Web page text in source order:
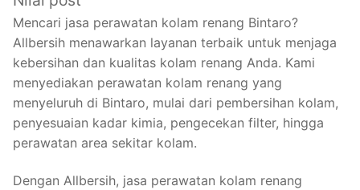
Mencari jasa perawatan kolam renang Bintaro?
Allbersih menawarkan layanan terbaik untuk menjaga
kebersihan dan kualitas kolam renang Anda. Kami
menyediakan perawatan kolam renang yang
menyeluruh di Bintaro, mulai dari pembersihan kolam,
penyesuaian kadar kimia, pengecekan filter, hingga
perawatan area sekitar kolam.
Dengan Allbersih, jasa perawatan kolam renang